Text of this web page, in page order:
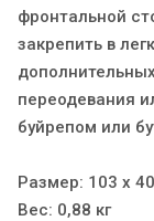
фронтальной
закрепить в
переодевания
буйрепом или
Размер: 103 х
Вес: 0,88 кг